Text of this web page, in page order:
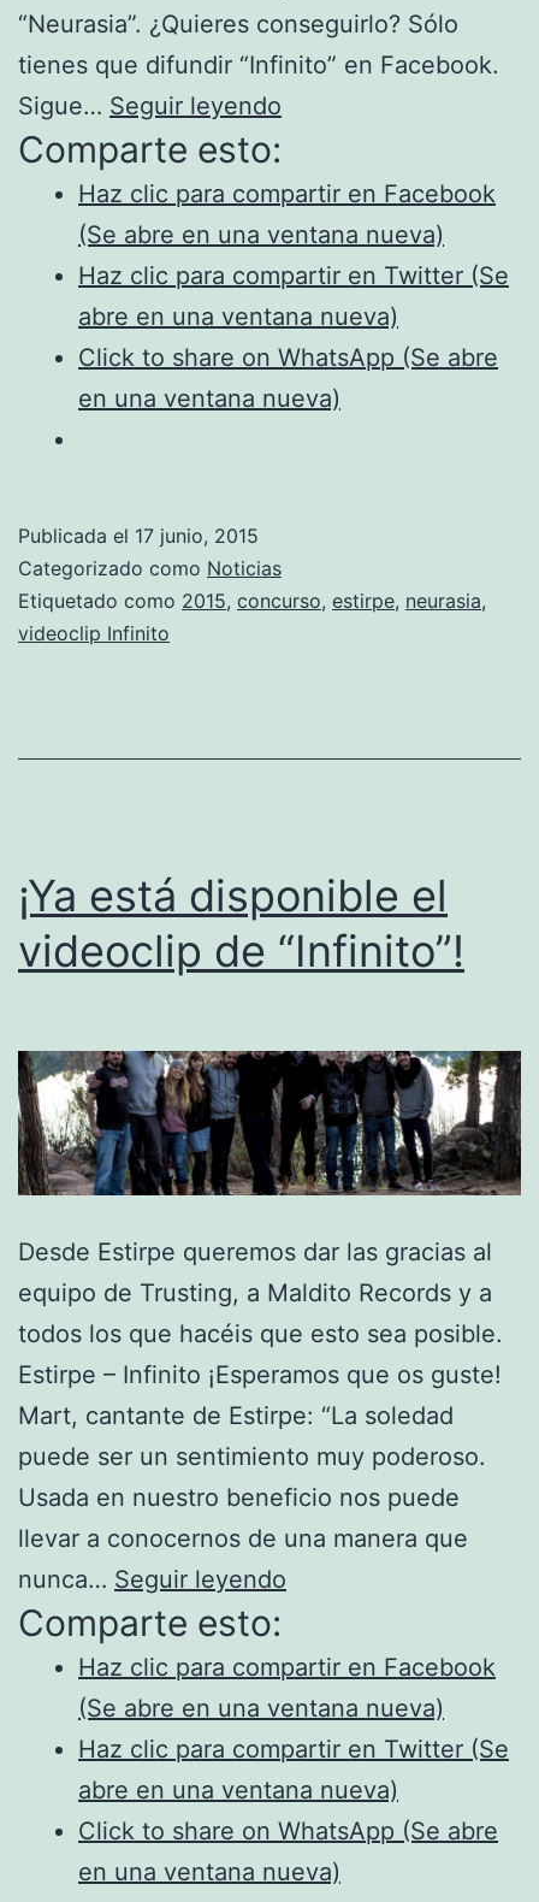
“Neurasia”. ¿Quieres conseguirlo? Sólo
tienes que difundir “Infinito” en Facebook.
Sigue… Seguir leyendo
–
Infinito
|
¿Te
lo
vas
Comparte esto:
Haz clic para compartir en Facebook
(Se abre en una ventana nueva)
Haz clic para compartir en Twitter (Se
abre en una ventana nueva)
Click to share on WhatsApp (Se abre
en una ventana nueva)
Publicada el 17 junio, 2015
Categorizado como Noticias
Etiquetado como 2015, concurso, estirpe, neurasia,
videoclip Infinito
¡Ya está disponible el
videoclip de “Infinito”!
Desde Estirpe queremos dar las gracias al
equipo de Trusting, a Maldito Records y a
todos los que hacéis que esto sea posible.
Estirpe – Infinito ¡Esperamos que os guste!
Mart, cantante de Estirpe: “La soledad
puede ser un sentimiento muy poderoso.
Usada en nuestro beneficio nos puede
llevar a conocernos de una manera que
nunca… Seguir leyendo
disponible
el
videoclip
de
“Infinito”!
Comparte esto:
Haz clic para compartir en Facebook
(Se abre en una ventana nueva)
Haz clic para compartir en Twitter (Se
abre en una ventana nueva)
Click to share on WhatsApp (Se abre
en una ventana nueva)